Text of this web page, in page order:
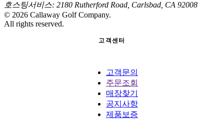
호스팅서비스: 2180 Rutherford Road, Carlsbad, CA 92008
© 2026 Callaway Golf Company.
All rights reserved.
고객센터
고객문의
주문조회
매장찾기
공지사항
제품보증